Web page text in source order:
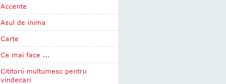
Accente
Asul de inima
Carte
Ce mai face ...
Cititorii multumesc pentru
vindecari